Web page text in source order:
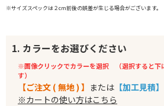
※サイズスペックは２cm前後の誤差が生じる場合がございます。
1. カラーをお選びください
※画像クリックでカラーを選択 （選択すると下
す）
【ご注文 ( 無地 ) 】 または 【加工見積】
※カートの使い方はこちら